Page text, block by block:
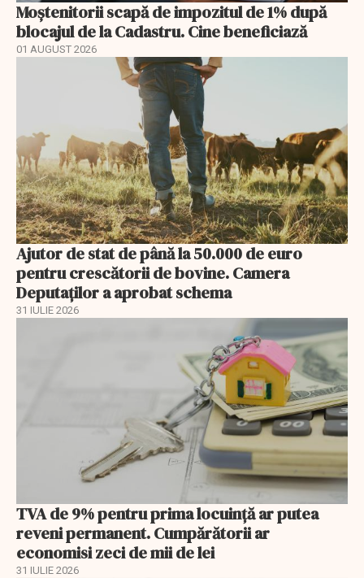
Moștenitorii scapă de impozitul de 1% după
blocajul de la Cadastru. Cine beneficiază
01 AUGUST 2026
Ajutor de stat de până la 50.000 de euro
pentru crescătorii de bovine. Camera
Deputaților a aprobat schema
31 IULIE 2026
TVA de 9% pentru prima locuință ar putea
reveni permanent. Cumpărătorii ar
economisi zeci de mii de lei
31 IULIE 2026